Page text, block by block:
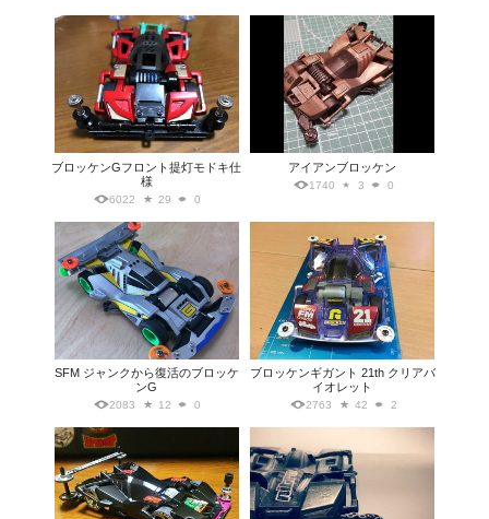
ブロッケンGフロント提灯モドキ仕
様
6022 29 0
アイアンブロッケン
1740 3 0
SFM ジャンクから復活のブロッケ
ンG
2083 12 0
ブロッケンギガント 21th クリアバ
イオレット
2763 42 2